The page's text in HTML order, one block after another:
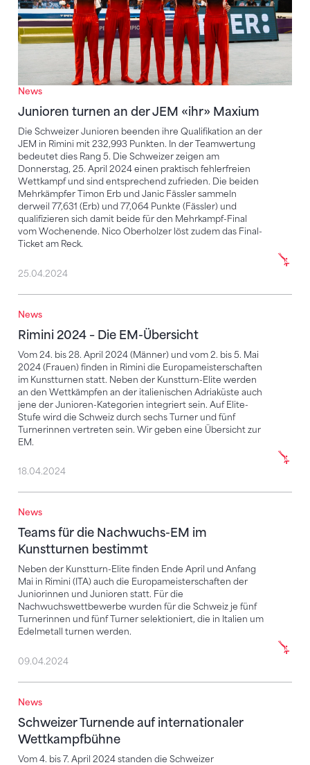
News
Junioren turnen an der JEM «ihr» Maxium
Die Schweizer Junioren beenden ihre Qualifikation an der
JEM in Rimini mit 232,993 Punkten. In der Teamwertung
bedeutet dies Rang 5. Die Schweizer zeigen am
Donnerstag, 25. April 2024 einen praktisch fehlerfreien
Wettkampf und sind entsprechend zufrieden. Die beiden
Mehrkämpfer Timon Erb und Janic Fässler sammeln
derweil 77,631 (Erb) und 77,064 Punkte (Fässler) und
qualifizieren sich damit beide für den Mehrkampf-Final
vom Wochenende. Nico Oberholzer löst zudem das Final-
Ticket am Reck.
25.04.2024
News
Rimini 2024 – Die EM-Übersicht
Vom 24. bis 28. April 2024 (Männer) und vom 2. bis 5. Mai
2024 (Frauen) finden in Rimini die Europameisterschaften
im Kunstturnen statt. Neben der Kunstturn-Elite werden
an den Wettkämpfen an der italienischen Adriaküste auch
jene der Junioren-Kategorien integriert sein. Auf Elite-
Stufe wird die Schweiz durch sechs Turner und fünf
Turnerinnen vertreten sein. Wir geben eine Übersicht zur
EM.
Rimini 2024 – Die EM-Übersicht
18.04.2024
News
Teams für die Nachwuchs-EM im
Kunstturnen bestimmt
Neben der Kunstturn-Elite finden Ende April und Anfang
Mai in Rimini (ITA) auch die Europameisterschaften der
Juniorinnen und Junioren statt. Für die
Nachwuchswettbewerbe wurden für die Schweiz je fünf
Turnerinnen und fünf Turner selektioniert, die in Italien um
Edelmetall turnen werden.
Teams für die Nachwuchs-EM im Kunstturnen
09.04.2024
News
Schweizer Turnende auf internationaler
Wettkampfbühne
Vom 4. bis 7. April 2024 standen die Schweizer
Schweizer Turnende auf internationaler